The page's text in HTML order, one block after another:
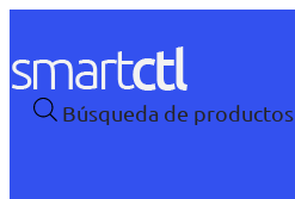
Búsqueda de productos